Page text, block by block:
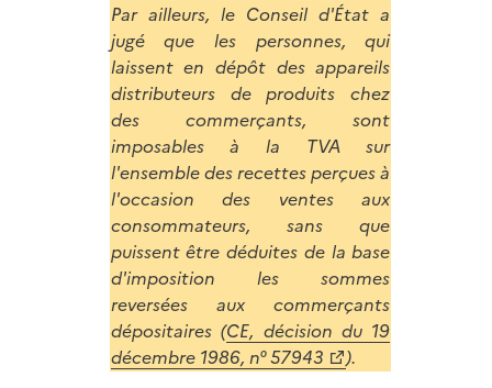
Par ailleurs, le Conseil d'État a
jugé que les personnes, qui
laissent en dépôt des appareils
distributeurs de produits chez
des commerçants, sont
imposables à la TVA sur
l'ensemble des recettes perçues à
l'occasion des ventes aux
consommateurs, sans que
puissent être déduites de la base
d'imposition les sommes
reversées aux commerçants
dépositaires (CE, décision du 19
décembre 1986, n° 57943
).